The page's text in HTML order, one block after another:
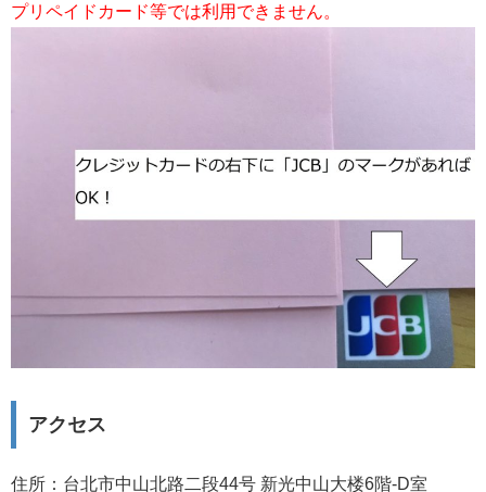
プリペイドカード等では利用できません。
アクセス
住所：台北市中山北路二段44号 新光中山大楼6階-D室